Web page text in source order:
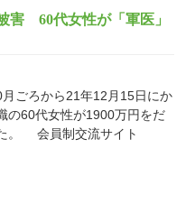
害 60代女性が「軍医」
ごろから21年12月15日にか
の60代女性が1900万円をだ
。 会員制交流サイト